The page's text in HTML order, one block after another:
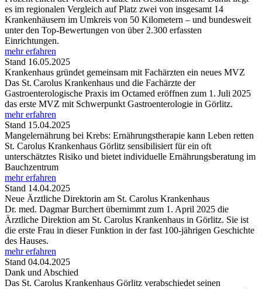
es im regionalen Vergleich auf Platz zwei von insgesamt 14
Krankenhäusern im Umkreis von 50 Kilometern – und bundesweit
unter den Top-Bewertungen von über 2.300 erfassten
Einrichtungen.
mehr erfahren
Stand 16.05.2025
Krankenhaus gründet gemeinsam mit Fachärzten ein neues MVZ
Das St. Carolus Krankenhaus und die Fachärzte der
Gastroenterologische Praxis im Octamed eröffnen zum 1. Juli 2025
das erste MVZ mit Schwerpunkt Gastroenterologie in Görlitz.
mehr erfahren
Stand 15.04.2025
Mangelernährung bei Krebs: Ernährungstherapie kann Leben retten
St. Carolus Krankenhaus Görlitz sensibilisiert für ein oft
unterschätztes Risiko und bietet individuelle Ernährungsberatung im
Bauchzentrum
mehr erfahren
Stand 14.04.2025
Neue Ärztliche Direktorin am St. Carolus Krankenhaus
Dr. med. Dagmar Burchert übernimmt zum 1. April 2025 die
Ärztliche Direktion am St. Carolus Krankenhaus in Görlitz. Sie ist
die erste Frau in dieser Funktion in der fast 100-jährigen Geschichte
des Hauses.
mehr erfahren
Stand 04.04.2025
Dank und Abschied
Das St. Carolus Krankenhaus Görlitz verabschiedet seinen